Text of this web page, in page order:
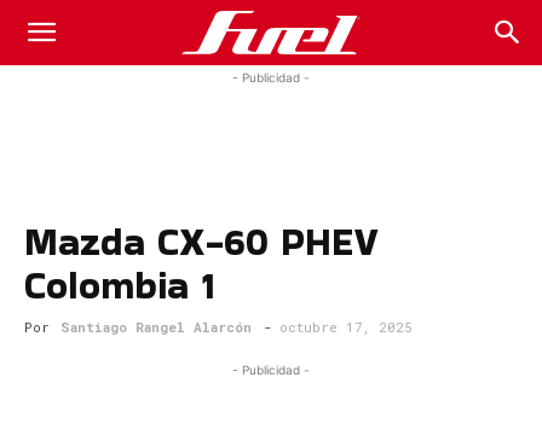
Fuel
Magazine
- Publicidad -
Mazda CX-60 PHEV
Colombia 1
Por Santiago Rangel Alarcón - octubre 17, 2025
- Publicidad -